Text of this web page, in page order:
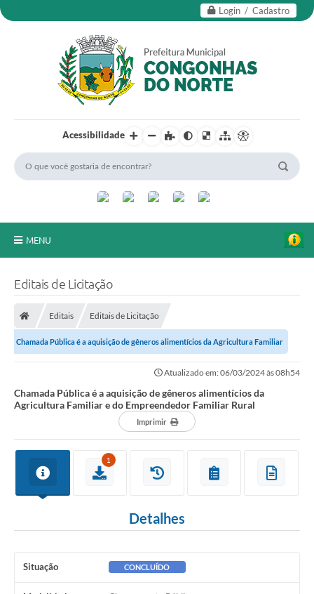
Login / Cadastro
Acessibilidade
MENU
Ouvidoria
Legislação
Carta de Serviços
Serviços Online
Telefones Úteis
Editais de Licitação
Editais Editais de Licitação
Chamada Pública é a aquisição de gêneros alimentícios da Agricultura Familiar
Atualizado em: 06/03/2024 às 08h54
Chamada Pública é a aquisição de gêneros alimentícios da
Agricultura Familiar e do Empreendedor Familiar Rural
Imprimir
1
Detalhes
Situação CONCLUÍDO